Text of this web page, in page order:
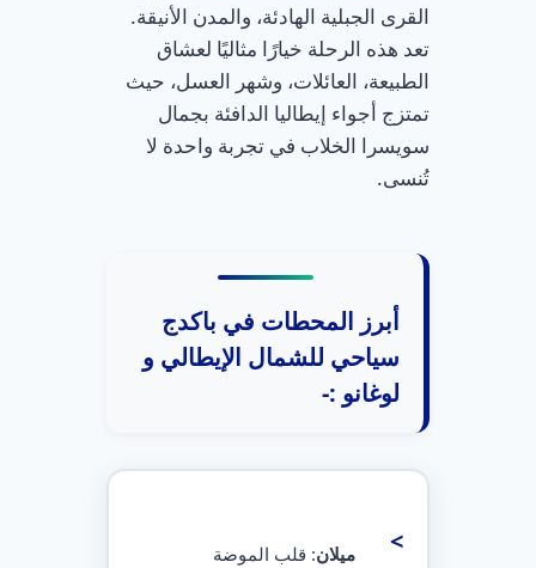
القرى الجبلية الهادئة، والمدن الأنيقة.
تعد هذه الرحلة خيارًا مثاليًا لعشاق
الطبيعة، العائلات، وشهر العسل، حيث
تمتزج أجواء إيطاليا الدافئة بجمال
سويسرا الخلاب في تجربة واحدة لا
تُنسى.
أبرز المحطات في باكدج
سياحي للشمال الإيطالي و
لوغانو :-
ميلان: قلب الموضة